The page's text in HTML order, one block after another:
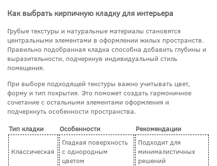
Как выбрать кирпичную кладку для интерьера
Грубые текстуры и натуральные материалы становятся
центральными элементами в оформлении жилых пространств.
Правильно подобранная кладка способна добавить глубины и
выразительности, подчеркнув индивидуальный стиль
помещения.
При выборе подходящей текстуры важно учитывать цвет,
форму и тип покрытия. Это поможет создать гармоничное
сочетание с остальными элементами оформления и
подчеркнуть особенности пространства.
Тип кладки
Особенности Рекомендации
Классическая
Гладкая поверхность
с однородным
цветом
Подходит для
минималистичных
решений